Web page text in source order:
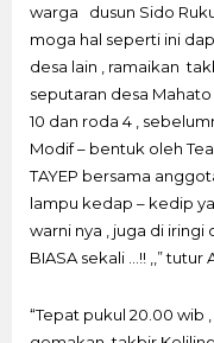
warga dusun Sido
moga hal seperti ini
desa lain , ramaikan
seputaran desa
10 dan roda 4 ,
Modif – bentuk oleh
TAYEP bersama
lampu kedap – kedip
warni nya , juga di iringi
BIASA sekali …!! ,,” tutur
“Tepat pukul 20.00